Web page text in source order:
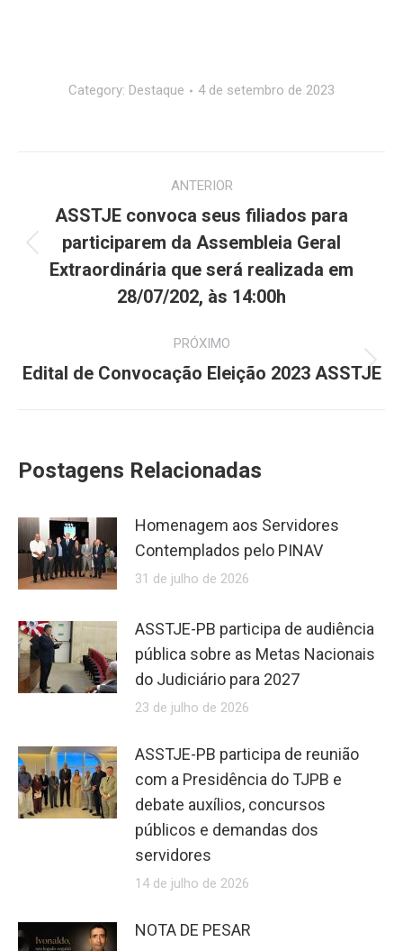
Category: Destaque 4 de setembro de 2023
post:
ANTERIOR
Post
anterior:
ASSTJE convoca seus filiados para
participarem da Assembleia Geral
Extraordinária que será realizada em
28/07/202, às 14:00h
PRÓXIMO
Próximo
Edital de Convocação Eleição 2023 ASSTJE
Postagens Relacionadas
Homenagem aos Servidores
Contemplados pelo PINAV
31 de julho de 2026
ASSTJE-PB participa de audiência
pública sobre as Metas Nacionais
do Judiciário para 2027
23 de julho de 2026
ASSTJE-PB participa de reunião
com a Presidência do TJPB e
debate auxílios, concursos
públicos e demandas dos
servidores
14 de julho de 2026
NOTA DE PESAR